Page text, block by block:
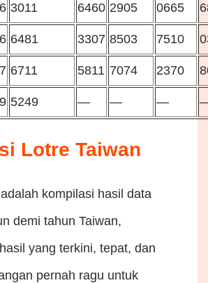
3011 6460 2905 0665
6481 3307 8503 7510
6711 5811 7074 2370
5249 — — —
Lotre Taiwan
kompilasi hasil data
demi tahun Taiwan,
yang terkini, tepat, dan
pernah ragu untuk